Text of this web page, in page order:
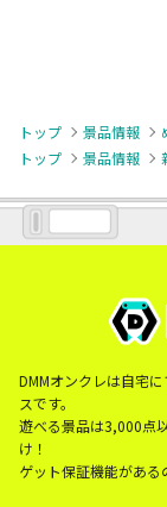
トップ 景品情報
トップ
景品情報
DMMオンクレは自宅
スです。
遊べる景品は3,000点
け！
ゲット保証機能がある